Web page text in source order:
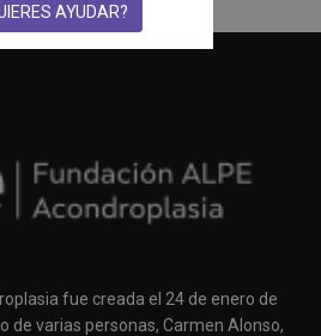
fue creada el 24 de enero de
de varias personas, Carmen Alonso,
AYUDAR?